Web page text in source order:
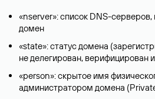
«nserver»: список DNS-
домен
«state»: статус домена
не делегирован, верифицирован
«person»: скрытое имя
администратором домена